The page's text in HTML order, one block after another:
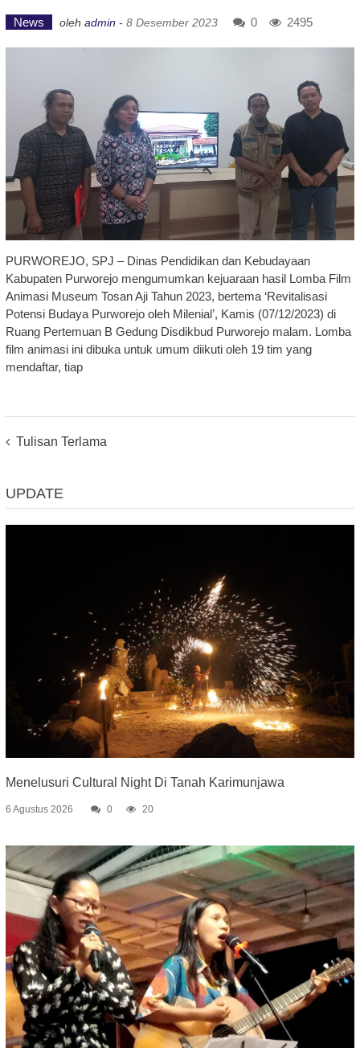
News oleh admin - 8 Desember 2023 0 2495
PURWOREJO, SPJ – Dinas Pendidikan dan Kebudayaan
Kabupaten Purworejo mengumumkan kejuaraan hasil Lomba Film
Animasi Museum Tosan Aji Tahun 2023, bertema ‘Revitalisasi
Potensi Budaya Purworejo oleh Milenial’, Kamis (07/12/2023) di
Ruang Pertemuan B Gedung Disdikbud Purworejo malam. Lomba
film animasi ini dibuka untuk umum diikuti oleh 19 tim yang
mendaftar, tiap
Posts
Tulisan Terlama
UPDATE
Menelusuri Cultural Night Di Tanah Karimunjawa
6 Agustus 2026 0 20